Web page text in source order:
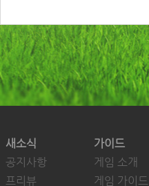
새소식
공지사항
프리뷰
가이드
게임 소개
게임 가이드